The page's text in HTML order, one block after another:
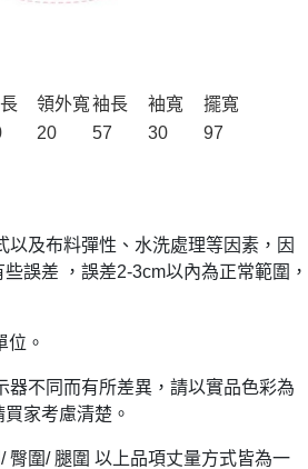
領外寬袖長 袖寬
擺寬
20 57 30 97
及布料彈性、水洗處理等因素，因
誤差 ，誤差2-3cm以內為正常範圍，
位。
不同而有所差異，請以實品色彩為
家考慮清楚。
圍/ 腿圍 以上品項丈量方式皆為一